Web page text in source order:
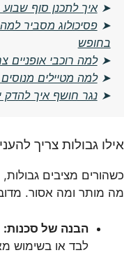
➤איך לתכנן סוף שבוע
➤פסיכולוג מסביר
בחופש
➤למה רוכבי אופניים
➤למה מטיילים
➤נגר חושף איך להדק
אילו גבולות צריך
כשהורים מציבים
מה מותר ומה אסור.
הבנה של סכנות:
לבד או בשימוש